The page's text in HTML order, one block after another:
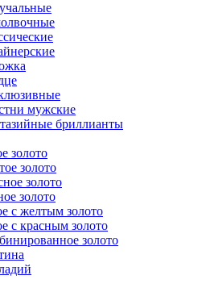
мужские
бриллианты
золото
золото
золото
золото
с желтым золото
с красным золото
золото